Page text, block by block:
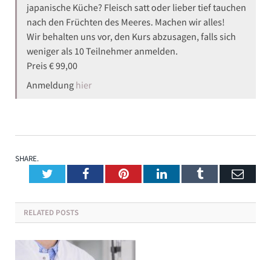
japanische Küche? Fleisch satt oder lieber tief tauchen
nach den Früchten des Meeres. Machen wir alles!
Wir behalten uns vor, den Kurs abzusagen, falls sich
weniger als 10 Teilnehmer anmelden.
Preis € 99,00
Anmeldung hier
SHARE.
TwitterFacebookPinterestLinkedInTumblr
RELATED POSTS